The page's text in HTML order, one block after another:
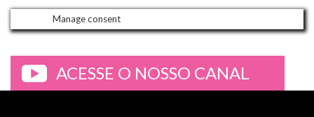
Manage consent
ACESSE O NOSSO CANAL